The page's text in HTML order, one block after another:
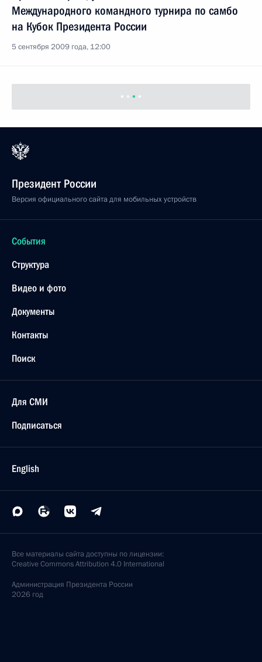
Международного командного турнира по самбо
на Кубок Президента России
5 сентября 2009 года, 12:00
Президент России
Версия официального сайта для мобильных устройств
События
Структура
Видео и фото
Документы
Контакты
Поиск
Для СМИ
Подписаться
English
Все материалы сайта доступны по лицензии:
Creative Commons Attribution 4.0 International
Администрация Президента России
2026 год